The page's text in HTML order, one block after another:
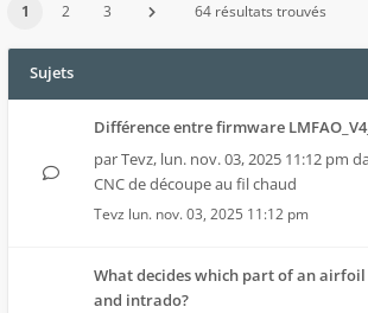
1 2 3 64 résultats trouvés
Sujets
Différence entre firmware
parTevz, lun. nov. 03, 2025 11:12 pm
CNC de découpe au fil chaud
Tevz lun. nov. 03, 2025 11:12 pm
What decides which part of an
and intrado?